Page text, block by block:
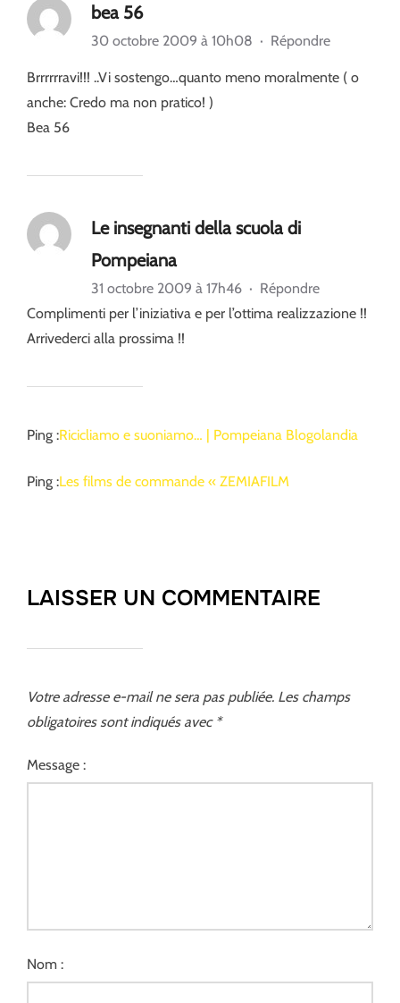
bea 56
30 octobre 2009 à 10h08 · Répondre
Brrrrrravi!!! ..Vi sostengo…quanto meno moralmente ( o
anche: Credo ma non pratico! )
Bea 56
Le insegnanti della scuola di
Pompeiana
31 octobre 2009 à 17h46 · Répondre
Complimenti per l’iniziativa e per l’ottima realizzazione !!
Arrivederci alla prossima !!
Ping :Ricicliamo e suoniamo… | Pompeiana Blogolandia
Ping :Les films de commande « ZEMIAFILM
LAISSER UN COMMENTAIRE
Votre adresse e-mail ne sera pas publiée. Les champs
obligatoires sont indiqués avec *
Message :
Nom :